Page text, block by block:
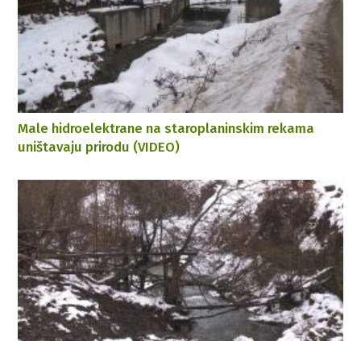
Male hidroelektrane na staroplaninskim rekama
uništavaju prirodu (VIDEO)